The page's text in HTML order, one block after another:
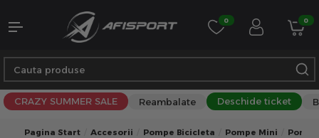
0 0
CRAZY SUMMER SALE Reambalate Deschide ticket
Pagina Start Accesorii Pompe Bicicleta Pompe Mini